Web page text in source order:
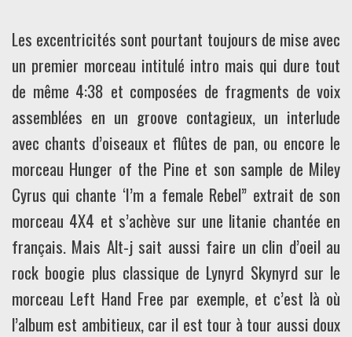
Les excentricités sont pourtant toujours de mise avec
un premier morceau intitulé intro mais qui dure tout
de même 4:38 et composées de fragments de voix
assemblées en un groove contagieux, un interlude
avec chants d’oiseaux et flûtes de pan, ou encore le
morceau Hunger of the Pine et son sample de Miley
Cyrus qui chante ‘I’m a female Rebel” extrait de son
morceau 4X4 et s’achève sur une litanie chantée en
français. Mais Alt-j sait aussi faire un clin d’oeil au
rock boogie plus classique de Lynyrd Skynyrd sur le
morceau Left Hand Free par exemple, et c’est là où
l’album est ambitieux, car il est tour à tour aussi doux